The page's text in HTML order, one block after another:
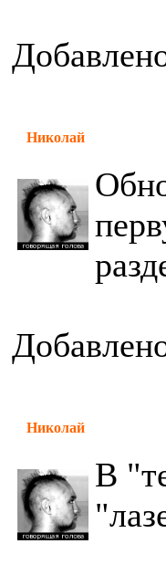
Николай
Николай
В